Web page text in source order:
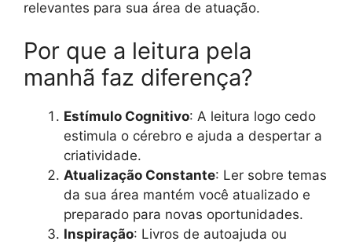
relevantes para sua área de atuação.
Por que a leitura pela
manhã faz diferença?
Estímulo Cognitivo: A leitura logo cedo
estimula o cérebro e ajuda a despertar a
criatividade.
Atualização Constante: Ler sobre temas
da sua área mantém você atualizado e
preparado para novas oportunidades.
Inspiração: Livros de autoajuda ou